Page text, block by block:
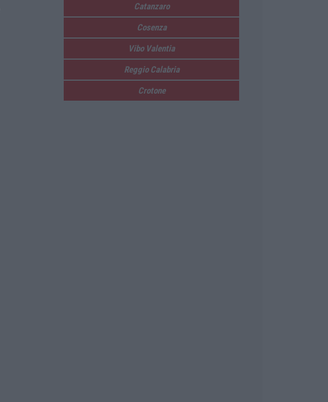
Catanzaro
Cosenza
Vibo Valentia
Reggio Calabria
Crotone